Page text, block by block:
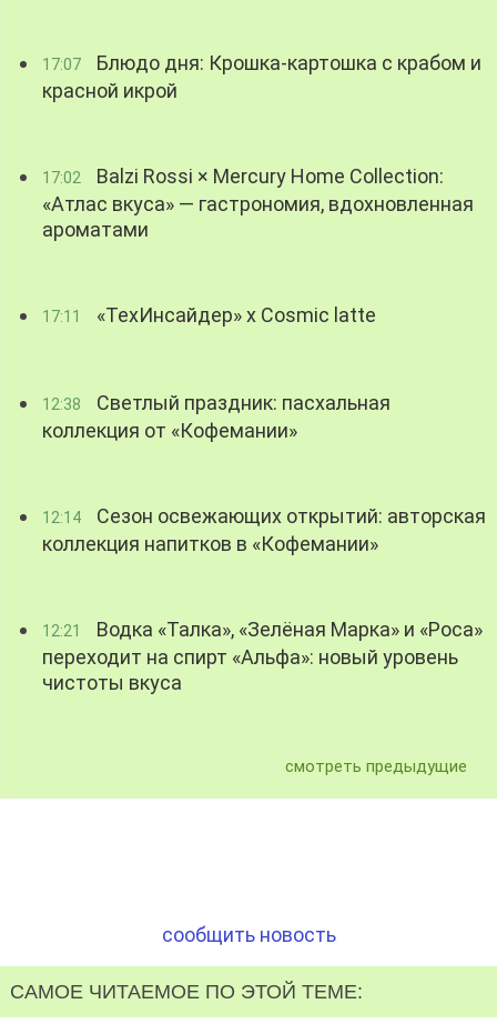
17:07
Блюдо дня: Крошка-картошка с крабом и
красной икрой
17:02
Balzi Rossi × Mercury Home Collection:
«Атлас вкуса» — гастрономия, вдохновленная
ароматами
17:11 «ТехИнсайдер» х Cosmic latte
12:38
Светлый праздник: пасхальная
коллекция от «Кофемании»
12:14
Сезон освежающих открытий: авторская
коллекция напитков в «Кофемании»
12:21
Водка «Талка», «Зелёная Марка» и «Роса»
переходит на спирт «Альфа»: новый уровень
чистоты вкуса
смотреть предыдущие
сообщить новость
САМОЕ ЧИТАЕМОЕ ПО ЭТОЙ ТЕМЕ: